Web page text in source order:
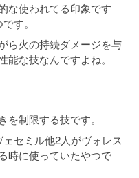
な使われてる印象です
す。
ら火の持続ダメージを与
な技なんですよね。
制限する技です。
セミル他2人がヴォレス
時に使っていたやつで